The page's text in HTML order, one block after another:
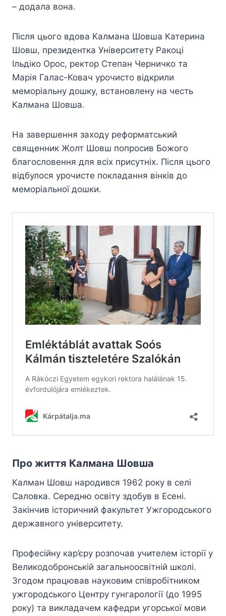
– додала вона.
Після цього вдова Калмана Шовша Катерина
Шовш, президентка Університету Ракоці
Ільдіко Орос, ректор Степан Черничко та
Марія Галас-Ковач урочисто відкрили
меморіальну дошку, встановлену на честь
Калмана Шовша.
На завершення заходу реформатський
священник Жолт Шовш попросив Божого
благословення для всіх присутніх. Після цього
відбулося урочисте покладання вінків до
меморіальної дошки.
Про життя Калмана Шовша
Калман Шовш народився 1962 року в селі
Саловка. Середню освіту здобув в Есені.
Закінчив історичний факультет Ужгородського
державного університету.
Професійну кар’єру розпочав учителем історії у
Великодобронській загальноосвітній школі.
Згодом працював науковим співробітником
ужгородського Центру гунгарології (до 1995
року) та викладачем кафедри угорської мови